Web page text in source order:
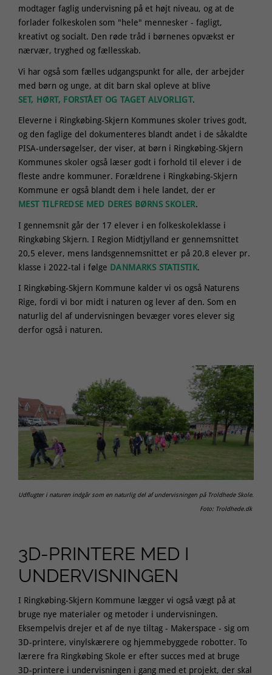
modtager faglig undervisning på et højt niveau, og at de
forlader folkeskolen som "hele" mennesker - fagligt,
kreativt og socialt. Den røde tråd i børnenes opvækst er
nærvær, tryghed og fællesskab.
Vi har også som fælles udgangspunkt for alle, der arbejder
med børn og unge, at dit barn skal opleve at blive
SET, HØRT, FORSTÅET OG TAGET ALVORLIGT.
Eleverne i Ringkøbing-Skjern Kommunes skoler trives godt,
og den faglige del dokumenteres blandt andet i de såkaldte
PISA-undersøgelser, der viser, at børn i Ringkøbing-Skjern
Kommunes skoler også læser godt i forhold til elever i de
fleste andre kommuner. Forældrene i Ringkøbing-Skjern
Kommune er også blandt dem i hele landet, der er
MEST TILFREDSE MED DERES BØRNS SKOLER.
I gennemsnit går der 17 elever i en folkeskoleklasse i
Ringkøbing Skjern. I Region Midtjylland er gennemsnittet
20,5 elever, mens landsgennemsnittet er på 20,8 elever pr.
klasse i 2022-tal i følge DANMARKS STATISTIK.
I Ringkøbing-Skjern Kommune kalder vi os også Naturens
Rige, fordi vi bor midt i naturen og lever af den. Som en
naturlig del af undervisningen bevæger vores elever sig
derfor også i naturen.
Udflugter i naturen indgår som en naturlig del af undervisningen på Troldhede Skole.
Foto: Troldhede.dk
3D-PRINTERE MED I
UNDERVISNINGEN
I Ringkøbing-Skjern Kommune lægger vi også vægt på at
bruge nye materialer og metoder i undervisningen.
Eksempelvis drejer et af de nye tiltag - Makerspace - sig om
3D-printere, vinylskærere og hjemmebyggede robotter. To
lærere fra Ringkøbing Skole er efter succes med at bruge
3D-printere i undervisningen i gang med et projekt, der skal